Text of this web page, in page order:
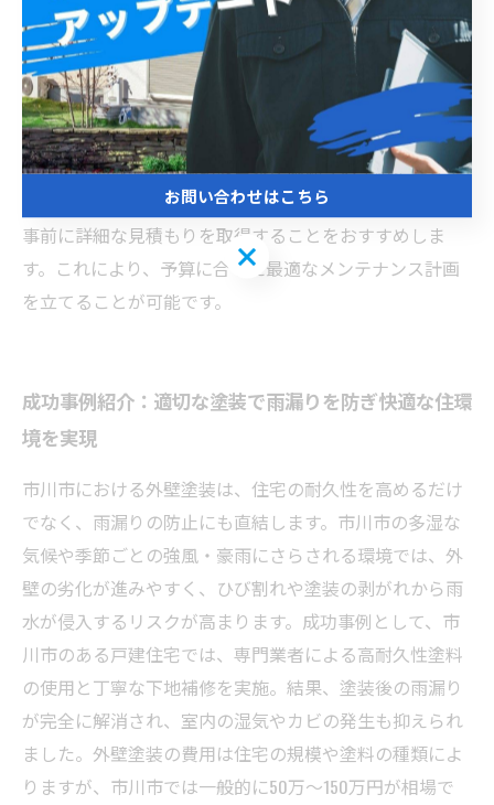
漏り修理の場合、簡単な補修であれば数万円から対応可
能ですが、被害が大きい場合は屋根や外壁の大規模な工
事が必要となり、数十万円以上かかることもあります。
市川市の気候は湿度が高く、雨の影響を受けやすいた
め、定期的な点検と適切な塗装が雨漏りの予防に重要で
す。信頼できる業者に依頼し、施工内容や費用について
事前に詳細な見積もりを取得することをおすすめしま
す。これにより、予算に合った最適なメンテナンス計画
を立てることが可能です。
成功事例紹介：適切な塗装で雨漏りを防ぎ快適な住環
境を実現
市川市における外壁塗装は、住宅の耐久性を高めるだけ
でなく、雨漏りの防止にも直結します。市川市の多湿な
気候や季節ごとの強風・豪雨にさらされる環境では、外
壁の劣化が進みやすく、ひび割れや塗装の剥がれから雨
水が侵入するリスクが高まります。成功事例として、市
川市のある戸建住宅では、専門業者による高耐久性塗料
の使用と丁寧な下地補修を実施。結果、塗装後の雨漏り
が完全に解消され、室内の湿気やカビの発生も抑えられ
ました。外壁塗装の費用は住宅の規模や塗料の種類によ
りますが、市川市では一般的に50万～150万円が相場で
お問い合わせはこちら
お問い合わせはこちら